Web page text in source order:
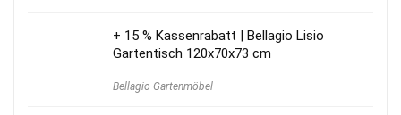
+ 15 % Kassenrabatt | Bellagio Lisio
Gartentisch 120x70x73 cm
Bellagio Gartenmöbel